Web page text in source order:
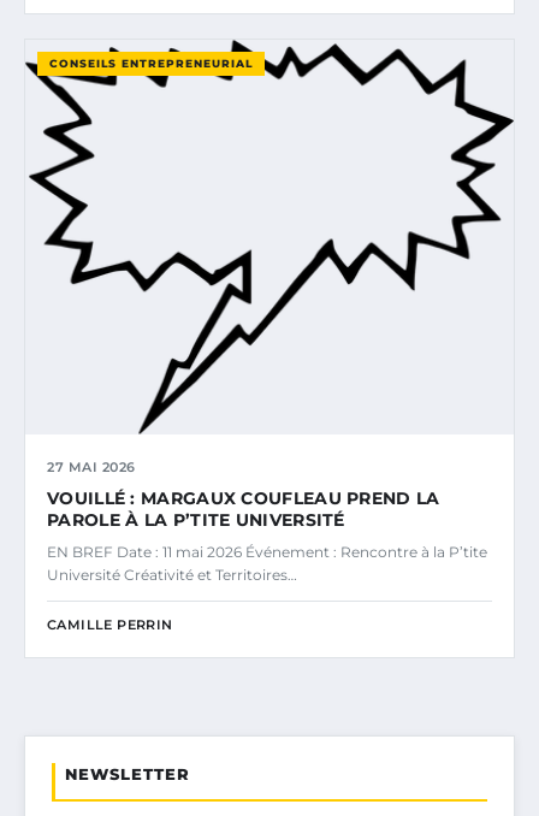
CONSEILS ENTREPRENEURIAL
27 MAI 2026
VOUILLÉ : MARGAUX COUFLEAU PREND LA
PAROLE À LA P’TITE UNIVERSITÉ
EN BREF Date : 11 mai 2026 Événement : Rencontre à la P’tite
Université Créativité et Territoires…
CAMILLE PERRIN
NEWSLETTER